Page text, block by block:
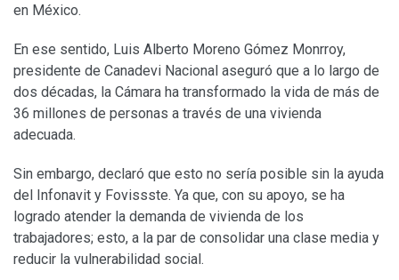
en México.
En ese sentido, Luis Alberto Moreno Gómez Monrroy,
presidente de Canadevi Nacional aseguró que a lo largo de
dos décadas, la Cámara ha transformado la vida de más de
36 millones de personas a través de una vivienda
adecuada.
Sin embargo, declaró que esto no sería posible sin la ayuda
del Infonavit y Fovissste. Ya que, con su apoyo, se ha
logrado atender la demanda de vivienda de los
trabajadores; esto, a la par de consolidar una clase media y
reducir la vulnerabilidad social.